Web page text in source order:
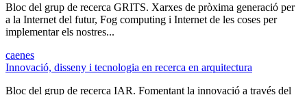
Bloc del grup de recerca GRITS. Xarxes de pròxima generació per
a la Internet del futur, Fog computing i Internet de les coses per
implementar els nostres...
caenes
Innovació, disseny i tecnologia en recerca en arquitectura
Bloc del grup de recerca IAR. Fomentant la innovació a través del